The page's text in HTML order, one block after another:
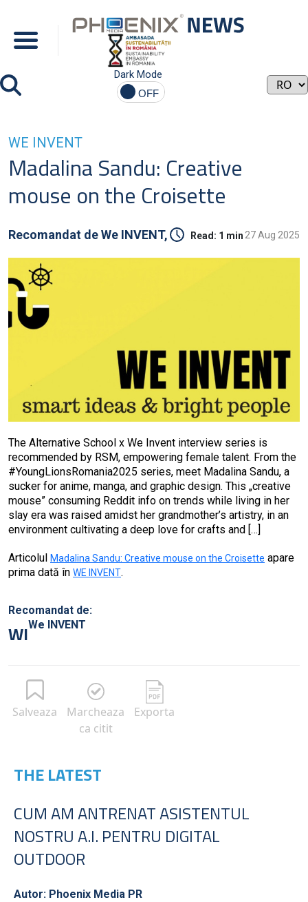
Dark Mode
WE INVENT
Madalina Sandu: Creative
mouse on the Croisette
Recomandat deWe INVENT, Read: 1 min 27 Aug 2025
The Alternative School x We Invent interview series is
recommended by RSM, empowering female talent. From the
#YoungLionsRomania2025 series, meet Madalina Sandu, a
sucker for anime, manga, and graphic design. This „creative
mouse” consuming Reddit info on trends while living in her
slay era was raised amidst her grandmother’s artistry, in an
environment cultivating a deep love for crafts and […]
Articolul Madalina Sandu: Creative mouse on the Croisette apare
prima dată în WE INVENT.
Recomandat de:
WIWe INVENT
Salveaza
Marcheaza
ca citit
Exporta
THE LATEST
CUM AM ANTRENAT ASISTENTUL
NOSTRU A.I. PENTRU DIGITAL
OUTDOOR
Autor: Phoenix Media PR